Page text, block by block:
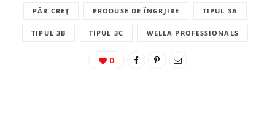
PĂR CREȚ PRODUSE DE ÎNGRJIRE TIPUL 3A
TIPUL 3B TIPUL 3C WELLA PROFESSIONALS
0